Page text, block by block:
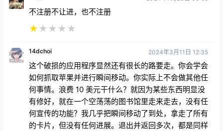
不注册不让进，也不注册
★★ ★ ★ ★
14dchoi 2024年3月11日 12:35
这个破损的应用程序显然还有很长的路要走。你会学会
如何抓取苹果并进行瞬间移动。你实际上不会做其他任
何事情。浪费 10 美元干什么？就因为某些东西明显没
有修好，就在一个空荡荡的图书馆里走来走去，没有任
何宣传的功能？我几乎把瞬间移动了到处，拿走了所有
的卡片，但没有任何进展。退出并返回多次，都是同样